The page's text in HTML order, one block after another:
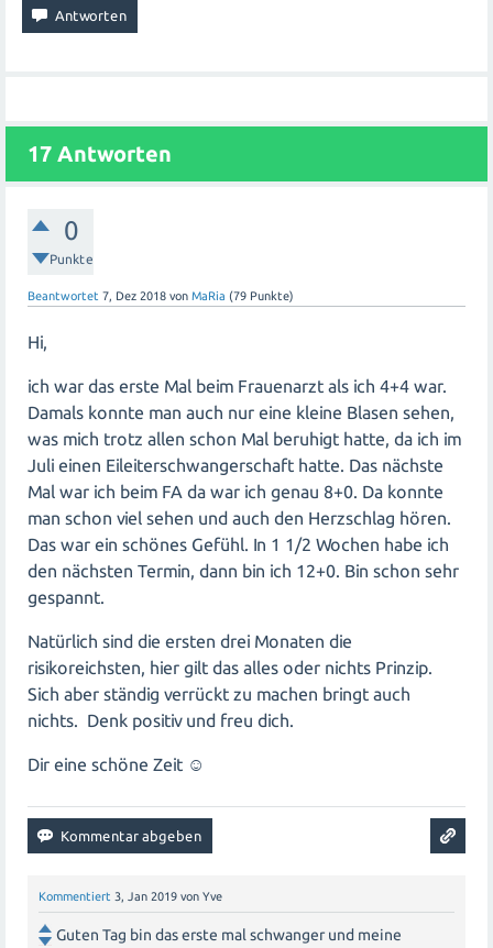
17 Antworten
0
Punkte
Beantwortet 7, Dez 2018 von MaRia (79 Punkte)
Hi,
ich war das erste Mal beim Frauenarzt als ich 4+4 war.
Damals konnte man auch nur eine kleine Blasen sehen,
was mich trotz allen schon Mal beruhigt hatte, da ich im
Juli einen Eileiterschwangerschaft hatte. Das nächste
Mal war ich beim FA da war ich genau 8+0. Da konnte
man schon viel sehen und auch den Herzschlag hören.
Das war ein schönes Gefühl. In 1 1/2 Wochen habe ich
den nächsten Termin, dann bin ich 12+0. Bin schon sehr
gespannt.
Natürlich sind die ersten drei Monaten die
risikoreichsten, hier gilt das alles oder nichts Prinzip.
Sich aber ständig verrückt zu machen bringt auch
nichts. Denk positiv und freu dich.
Dir eine schöne Zeit ☺
Kommentiert 3, Jan 2019 von Yve
Guten Tag bin das erste mal schwanger und meine